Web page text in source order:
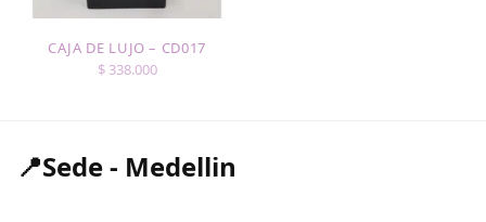
CAJA DE LUJO – CD017
$338.000
📍Sede - Medellin